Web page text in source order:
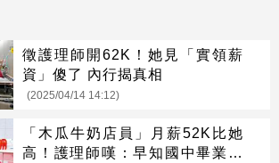
徵護理師開62K！她見「實領薪
資」傻了 內行揭真相
(2025/04/14 14:12)
「木瓜牛奶店員」月薪52K比她
高！護理師嘆：早知國中畢業就